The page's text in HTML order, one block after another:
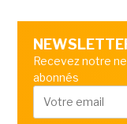
Recevez notre
abonnés